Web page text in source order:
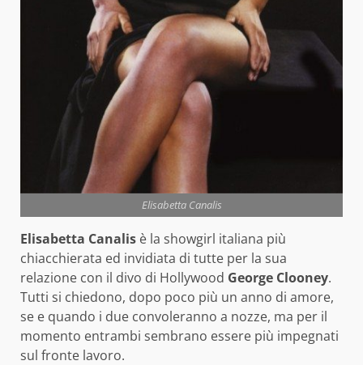
Elisabetta Canalis
Elisabetta Canalis è la showgirl italiana più
chiacchierata ed invidiata di tutte per la sua
relazione con il divo di Hollywood George Clooney.
Tutti si chiedono, dopo poco più un anno di amore,
se e quando i due convoleranno a nozze, ma per il
momento entrambi sembrano essere più impegnati
sul fronte lavoro.